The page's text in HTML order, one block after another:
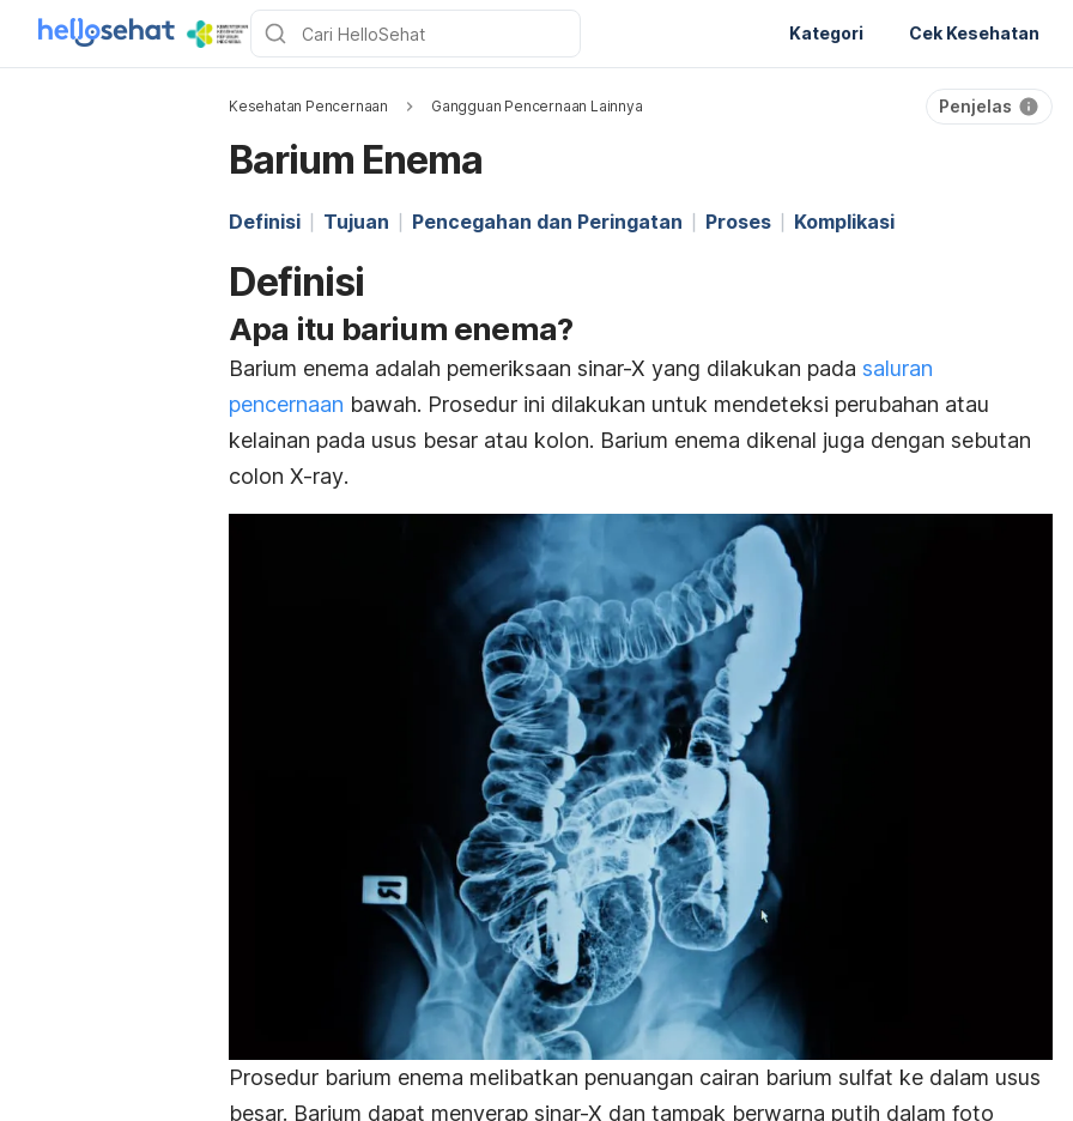
Kategori Cek Kesehatan
Kesehatan Pencernaan Gangguan Pencernaan Lainnya Penjelas
Barium Enema
Definisi Tujuan Pencegahan dan Peringatan Proses Komplikasi
Definisi
Apa itu barium enema?
Barium enema adalah pemeriksaan sinar-X yang dilakukan pada saluran
pencernaan bawah. Prosedur ini dilakukan untuk mendeteksi perubahan atau
kelainan pada usus besar atau kolon. Barium enema dikenal juga dengan sebutan
colon X-ray.
Prosedur barium enema melibatkan penuangan cairan barium sulfat ke dalam usus
besar. Barium dapat menyerap sinar-X dan tampak berwarna putih dalam foto